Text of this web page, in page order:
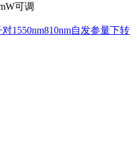
可调
对1550nm810nm自发参量下转